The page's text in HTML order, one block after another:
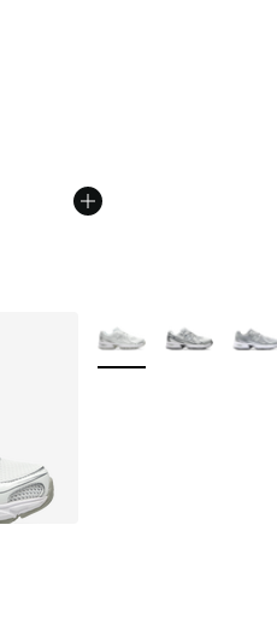
Preis ist von € 100,00 auf €
Weitere Farben